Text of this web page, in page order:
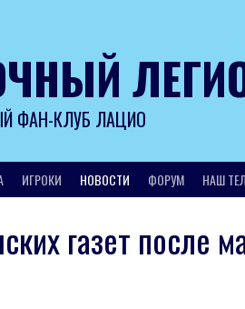
ФАН-КЛУБ ЛАЦИО
ИГРОКИ НОВОСТИ ФОРУМ НАШ
газет после